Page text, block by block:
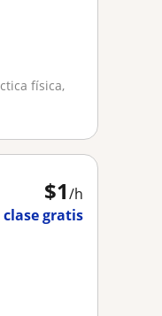
física,
$1/h
gratis